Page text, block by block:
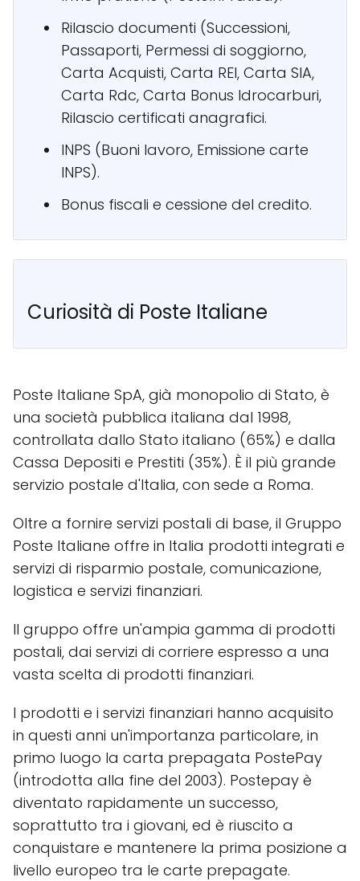
Rilascio documenti (Successioni,
Passaporti, Permessi di soggiorno,
Carta Acquisti, Carta REI, Carta SIA,
Carta Rdc, Carta Bonus Idrocarburi,
Rilascio certificati anagrafici.
INPS (Buoni lavoro, Emissione carte
INPS).
Bonus fiscali e cessione del credito.
Curiosità di Poste Italiane
Poste Italiane SpA, già monopolio di Stato, è
una società pubblica italiana dal 1998,
controllata dallo Stato italiano (65%) e dalla
Cassa Depositi e Prestiti (35%). È il più grande
servizio postale d'Italia, con sede a Roma.
Oltre a fornire servizi postali di base, il Gruppo
Poste Italiane offre in Italia prodotti integrati e
servizi di risparmio postale, comunicazione,
logistica e servizi finanziari.
Il gruppo offre un'ampia gamma di prodotti
postali, dai servizi di corriere espresso a una
vasta scelta di prodotti finanziari.
I prodotti e i servizi finanziari hanno acquisito
in questi anni un'importanza particolare, in
primo luogo la carta prepagata PostePay
(introdotta alla fine del 2003). Postepay è
diventato rapidamente un successo,
soprattutto tra i giovani, ed è riuscito a
conquistare e mantenere la prima posizione a
livello europeo tra le carte prepagate.